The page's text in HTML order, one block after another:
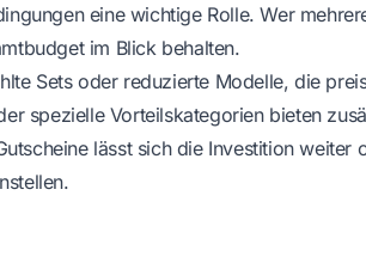
eine wichtige Rolle. Wer
im Blick behalten.
Sets oder reduzierte Modelle, die
spezielle Vorteilskategorien bieten
lässt sich die Investition weiter